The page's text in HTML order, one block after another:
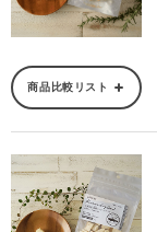
商品比較リスト